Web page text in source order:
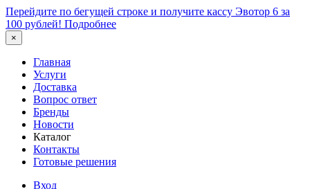
Перейдите по бегущей строке и получите кассу Эвотор 6 за
100 рублей! Подробнее
×
Главная
Услуги
Доставка
Вопрос ответ
Бренды
Новости
Каталог
Контакты
Готовые решения
Вход